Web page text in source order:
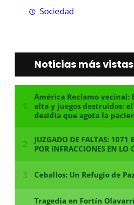
Sociedad
Noticias más vistas